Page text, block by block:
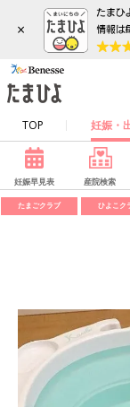
×
TOP 妊娠・
妊娠早見表 産院検索
たまごクラブ ひよこク